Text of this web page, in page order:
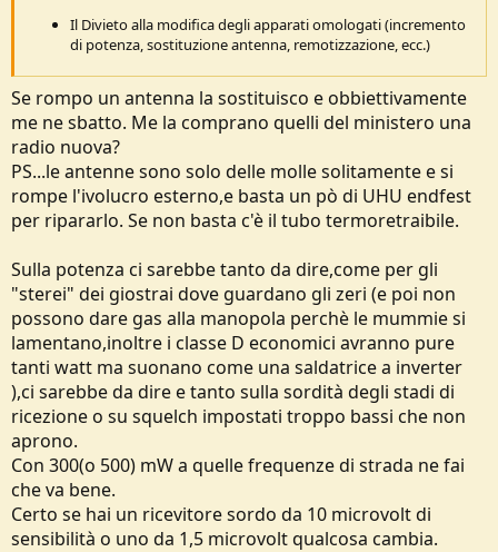
Il Divieto alla modifica degli apparati omologati (incremento
di potenza, sostituzione antenna, remotizzazione, ecc.)
Se rompo un antenna la sostituisco e obbiettivamente
me ne sbatto. Me la comprano quelli del ministero una
radio nuova?
PS...le antenne sono solo delle molle solitamente e si
rompe l'ivolucro esterno,e basta un pò di UHU endfest
per ripararlo. Se non basta c'è il tubo termoretraibile.
Sulla potenza ci sarebbe tanto da dire,come per gli
"sterei" dei giostrai dove guardano gli zeri (e poi non
possono dare gas alla manopola perchè le mummie si
lamentano,inoltre i classe D economici avranno pure
tanti watt ma suonano come una saldatrice a inverter
),ci sarebbe da dire e tanto sulla sordità degli stadi di
ricezione o su squelch impostati troppo bassi che non
aprono.
Con 300(o 500) mW a quelle frequenze di strada ne fai
che va bene.
Certo se hai un ricevitore sordo da 10 microvolt di
sensibilità o uno da 1,5 microvolt qualcosa cambia.